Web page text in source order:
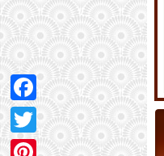
Facebook
Twitter